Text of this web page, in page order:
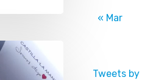
« Mar
Tweets